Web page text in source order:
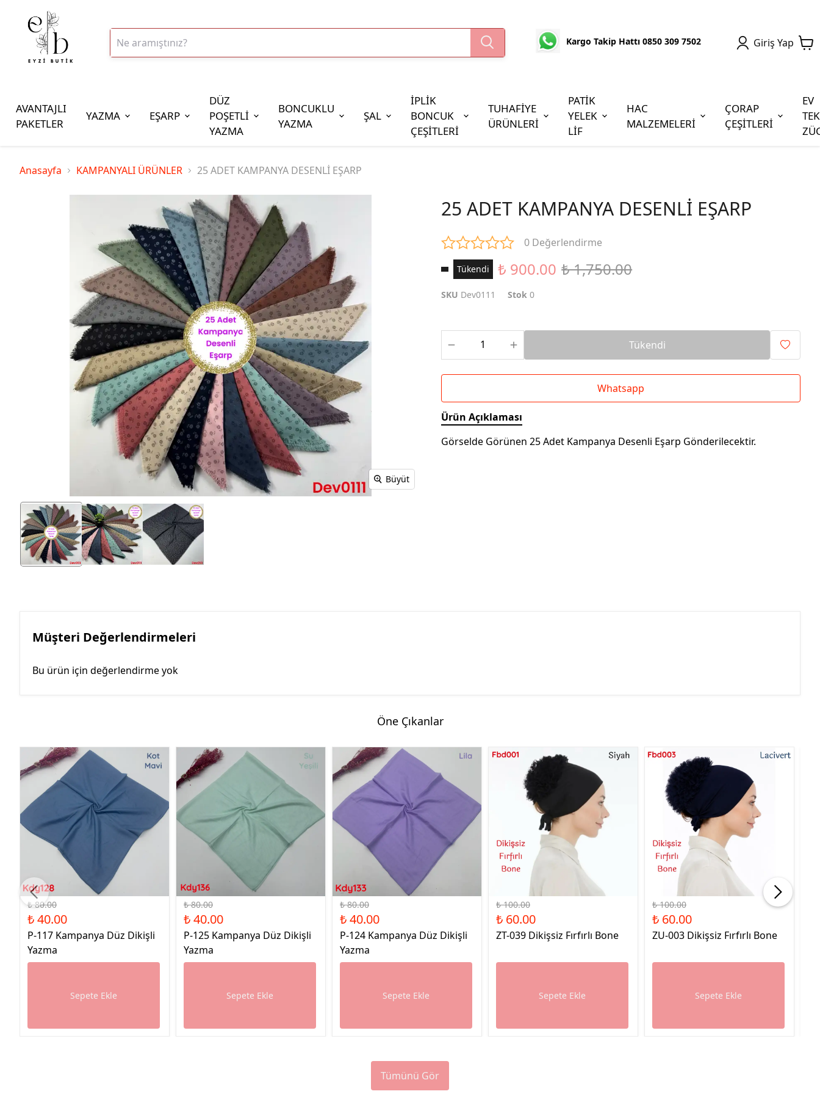
Kargo Takip Hattı 0850 309 7502 Giriş Yap
AVANTAJLI
PAKETLER
YAZMA EŞARP
DÜZ
POŞETLİ
YAZMA
BONCUKLU
YAZMA
ŞAL
İPLİK
BONCUK
ÇEŞİTLERİ
İplik Çeşitleri
350gr Altınbaşak Polyester İp
Cezaevi Boncuğu
TUHAFİYE
ÜRÜNLERİ
PATİK
YELEK
LİF
HAC
MALZEMELERİ
ÇORAP
ÇEŞİTLERİ
EV
Anasayfa KAMPANYALI ÜRÜNLER 25 ADET KAMPANYA DESENLİ EŞARP
Büyüt
25 ADET KAMPANYA DESENLİ EŞARP
0 Değerlendirme
Tükendi ₺ 900.00 ₺ 1,750.00
SKU Dev0111 Stok 0
Tükendi
Whatsapp
Ürün Açıklaması
Görselde Görünen 25 Adet Kampanya Desenli Eşarp Gönderilecektir.
Müşteri Değerlendirmeleri
Bu ürün için değerlendirme yok
Öne Çıkanlar
%50 İndirim
₺ 80.00
₺ 40.00
P-117 Kampanya Düz Dikişli
Yazma
Sepete Ekle
%50 İndirim
₺ 80.00
₺ 40.00
P-125 Kampanya Düz Dikişli
Yazma
Sepete Ekle
%50 İndirim
₺ 80.00
₺ 40.00
P-124 Kampanya Düz Dikişli
Yazma
Sepete Ekle
%40 İndirim
₺ 100.00
₺ 60.00
ZT-039 Dikişsiz Fırfırlı Bone
Sepete Ekle
₺ 100.00
₺ 60.00
ZU-003 Dikişsiz Fırfırlı Bone
Sepete Ekle
Tümünü Gör